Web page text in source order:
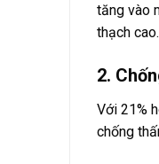
tăng vào
thạch cao.
2.
Với 21%
chống